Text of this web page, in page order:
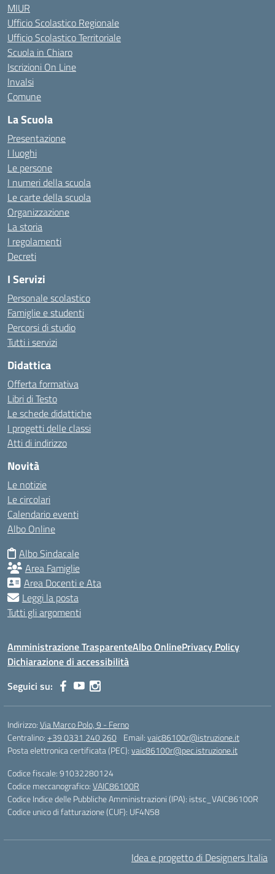
MIUR
Ufficio Scolastico Regionale
Ufficio Scolastico Territoriale
Scuola in Chiaro
Iscrizioni On Line
Invalsi
Comune
La Scuola
Presentazione
I luoghi
Le persone
I numeri della scuola
Le carte della scuola
Organizzazione
La storia
I regolamenti
Decreti
I Servizi
Personale scolastico
Famiglie e studenti
Percorsi di studio
Tutti i servizi
Didattica
Offerta formativa
Libri di Testo
Le schede didattiche
I progetti delle classi
Atti di indirizzo
Novità
Le notizie
Le circolari
Calendario eventi
Albo Online
Albo Sindacale
Area Famiglie
Area Docenti e Ata
Leggi la posta
Tutti gli argomenti
Amministrazione TrasparenteAlbo OnlinePrivacy Policy
Dichiarazione di accessibilità
Seguici su:
Indirizzo:Via Marco Polo, 9 - Ferno
Centralino:+39 0331 240 260 Email:vaic86100r@istruzione.it
Posta elettronica certificata (PEC):vaic86100r@pec.istruzione.it
Codice fiscale: 91032280124
Codice meccanografico:VAIC86100R
Codice Indice delle Pubbliche Amministrazioni (IPA): istsc_VAIC86100R
Codice unico di fatturazione (CUF): UF4N58
Idea e progetto di Designers Italia